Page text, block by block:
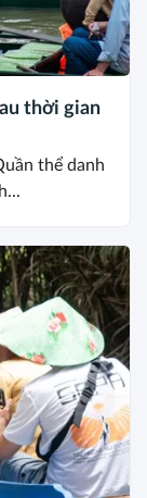
thời gian
thể danh